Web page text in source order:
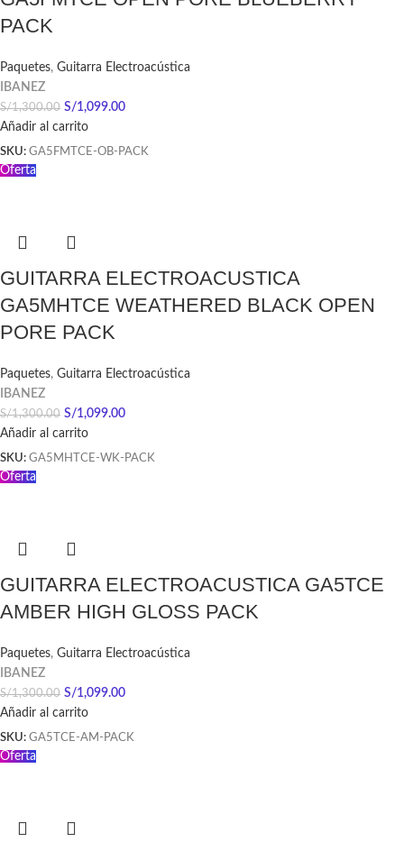
PACK
Paquetes, Guitarra Electroacústica
IBANEZ
S/1,300.00 S/1,099.00
Añadir al carrito
SKU: GA5FMTCE-OB-PACK
Oferta
GUITARRA ELECTROACUSTICA
GA5MHTCE WEATHERED BLACK OPEN
PORE PACK
Paquetes, Guitarra Electroacústica
IBANEZ
S/1,300.00 S/1,099.00
Añadir al carrito
SKU: GA5MHTCE-WK-PACK
Oferta
GUITARRA ELECTROACUSTICA GA5TCE
AMBER HIGH GLOSS PACK
Paquetes, Guitarra Electroacústica
IBANEZ
S/1,300.00 S/1,099.00
Añadir al carrito
SKU: GA5TCE-AM-PACK
Oferta